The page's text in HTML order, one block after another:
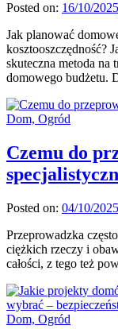
Posted on: 16/10/2025
Jak planować
kosztooszczędność?
skuteczna metoda na
domowego budżetu.
Dom, Ogród
Czemu do
Posted on: 04/10/2025
Przeprowadzka
ciężkich rzeczy i
całości, z tego też
Dom, Ogród